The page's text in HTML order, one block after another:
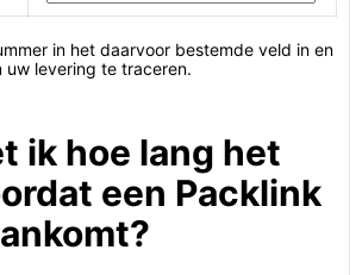
in het daarvoor bestemde veld in en
uw levering te traceren.
ik hoe lang het
een Packlink